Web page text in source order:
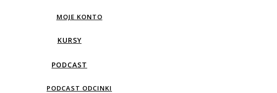
MOJE KONTO
KURSY
PODCAST
PODCAST ODCINKI